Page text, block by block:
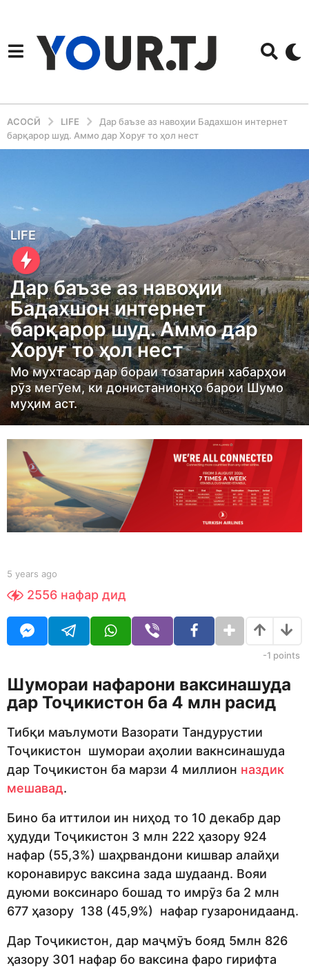
АСОСӢ LIFE
Дар баъзе аз навоҳии Бадахшон интернет
барқарор шуд. Аммо дар Хоруғ то ҳол нест
5
y
e
a
r
s
a
g
o
5
e
r
s
a
g
LIFE
Дар баъзе аз навоҳии
Бадахшон интернет
барқарор шуд. Аммо дар
Хоруғ то ҳол нест
Мо мухтасар дар бораи тозатарин хабарҳои
рӯз мегӯем, ки донистанионҳо барои Шумо
муҳим аст.
b
t
a
e
t
o
r
5 years ago
e
o
2556 нафар дид
-1 points
Шумораи нафарони ваксинашуда
дар Тоҷикистон ба 4 млн расид
Тибқи маълумоти Вазорати Тандурустии
Тоҷикистон шумораи аҳолии вакнсинашуда
дар Тоҷикистон ба марзи 4 миллион наздик
мешавад.
Бино ба иттилои ин ниҳод то 10 декабр дар
ҳудуди Тоҷикистон 3 млн 222 ҳазору 924
нафар (55,3%) шаҳрвандони кишвар алайҳи
коронавирус ваксина зада шудаанд. Вояи
дуюми воксинаро бошад то имрӯз ба 2 млн
677 ҳазору 138 (45,9%) нафар гузаронидаанд.
Дар Тоҷикистон, дар маҷмӯъ бояд 5млн 826
ҳазору 301 нафар бо ваксина фаро гирифта